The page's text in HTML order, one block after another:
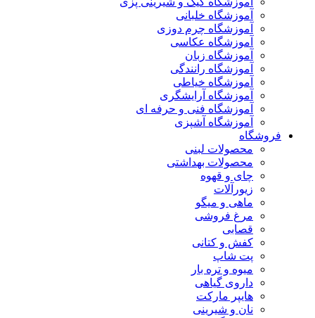
آموزشگاه خلبانی
آموزشگاه چرم دوزی
آموزشگاه عکاسی
آموزشگاه زبان
آموزشگاه رانندگی
آموزشگاه خیاطی
آموزشگاه آرایشگری
آموزشگاه فنی و حرفه ای
آموزشگاه آشپزی
فروشگاه
محصولات لبنی
محصولات بهداشتی
چای و قهوه
زیورآلات
ماهی و میگو
مرغ فروشی
قصابی
کفش و کتانی
پت شاپ
میوه و تره بار
داروی گیاهی
هایپر مارکت
نان و شیرینی